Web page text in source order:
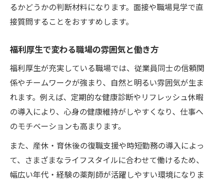
るかどうかの判断材料になります。面接や職場見学で直
接質問することをおすすめします。
福利厚生で変わる職場の雰囲気と働き方
福利厚生が充実している職場では、従業員同士の信頼関
係やチームワークが強まり、自然と明るい雰囲気が生ま
れます。例えば、定期的な健康診断やリフレッシュ休暇
の導入により、心身の健康維持がしやすくなり、仕事へ
のモチベーションも高まります。
また、産休・育休後の復職支援や時短勤務の導入によっ
て、さまざまなライフスタイルに合わせて働けるため、
幅広い年代・経験の薬剤師が活躍しやすい環境になりま